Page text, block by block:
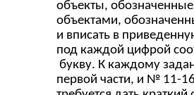
объекты,
объектами,
и вписать в
под каждой цифрой
букву. К каждому
первой части, и № 11-